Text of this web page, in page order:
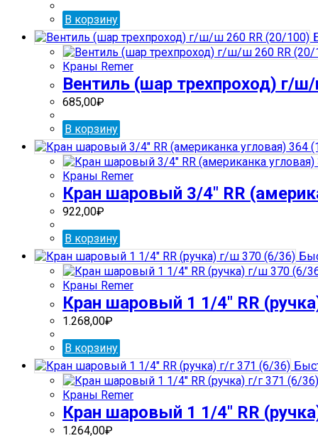
В корзину
Краны Remer
Вентиль (шар трехпроход) г/
685,00₽
В корзину
Краны Remer
Кран шаровый 3/4″ RR
922,00₽
В корзину
Краны Remer
Кран шаровый 1 1/4″ RR
1.268,00₽
В корзину
Краны Remer
Кран шаровый 1 1/4″ RR
1.264,00₽